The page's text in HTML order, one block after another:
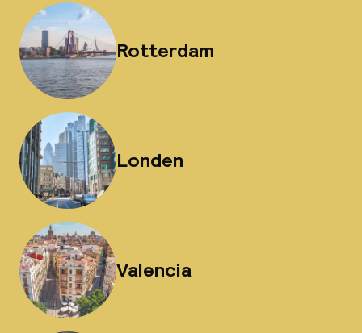
Rotterdam
Londen
Valencia